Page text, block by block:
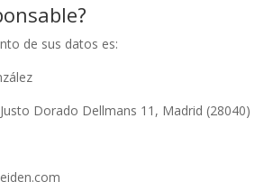
de sus datos es:
Dorado Dellmans 11, Madrid (28040)